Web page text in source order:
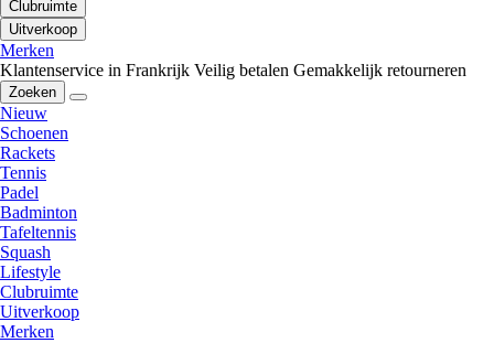
Clubruimte
Uitverkoop
Merken
Klantenservice in Frankrijk Veilig betalen Gemakkelijk retourneren
Zoeken
Nieuw
Schoenen
Rackets
Tennis
Padel
Badminton
Tafeltennis
Squash
Lifestyle
Clubruimte
Uitverkoop
Merken